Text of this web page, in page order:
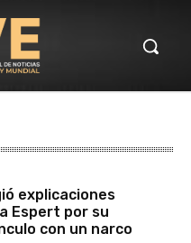
explicaciones
Espert por su
con un narco